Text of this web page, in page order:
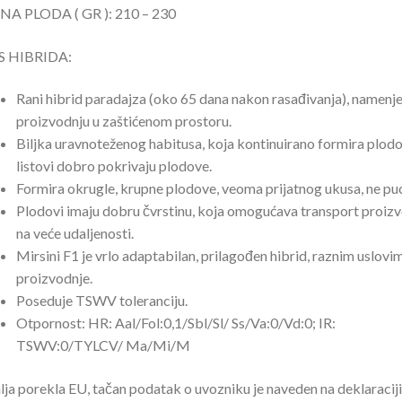
PLODA ( GR ): 210 – 230
HIBRIDA:
Rani hibrid paradajza (oko 65 dana nakon rasađivanja),
proizvodnju u zaštićenom prostoru.
Biljka uravnoteženog habitusa, koja kontinuirano formira
listovi dobro pokrivaju plodove.
Formira okrugle, krupne plodove, veoma prijatnog ukusa, ne
Plodovi imaju dobru čvrstinu, koja omogućava transport
na veće udaljenosti.
Mirsini F1 je vrlo adaptabilan, prilagođen hibrid, raznim
proizvodnje.
Poseduje TSWV toleranciju.
Otpornost: HR: Aal/Fol:0,1/Sbl/Sl/ Ss/Va:0/Vd:0; IR:
TSWV:0/TYLCV/ Ma/Mi/M
porekla EU, tačan podatak o uvozniku je naveden na